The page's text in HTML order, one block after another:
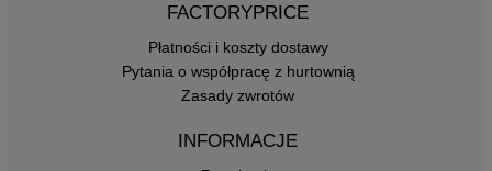
FACTORYPRICE
Płatności i koszty dostawy
Pytania o współpracę z hurtownią
Zasady zwrotów
INFORMACJE